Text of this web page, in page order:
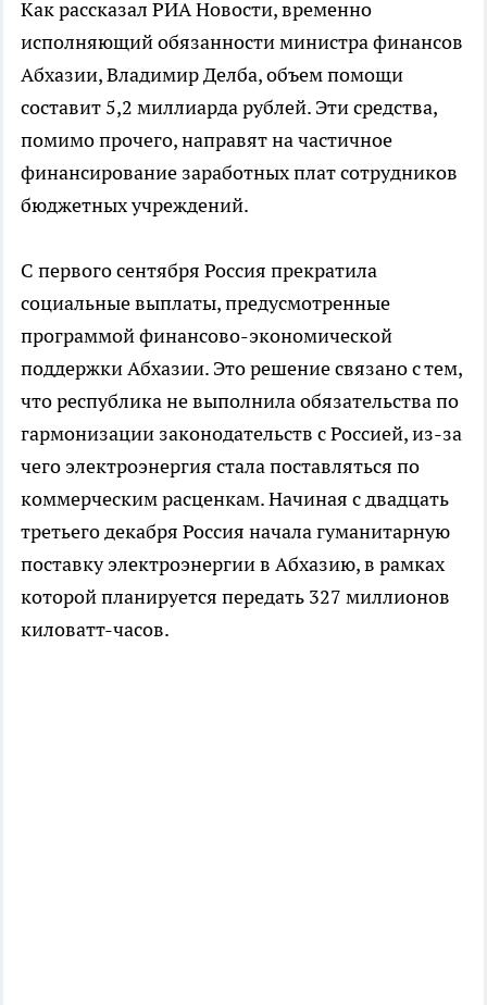
Как рассказал РИА Новости, временно
исполняющий обязанности министра финансов
Абхазии, Владимир Делба, объем помощи
составит 5,2 миллиарда рублей. Эти средства,
помимо прочего, направят на частичное
финансирование заработных плат сотрудников
бюджетных учреждений.
С первого сентября Россия прекратила
социальные выплаты, предусмотренные
программой финансово-экономической
поддержки Абхазии. Это решение связано с тем,
что республика не выполнила обязательства по
гармонизации законодательств с Россией, из-за
чего электроэнергия стала поставляться по
коммерческим расценкам. Начиная с двадцать
третьего декабря Россия начала гуманитарную
поставку электроэнергии в Абхазию, в рамках
которой планируется передать 327 миллионов
киловатт-часов.